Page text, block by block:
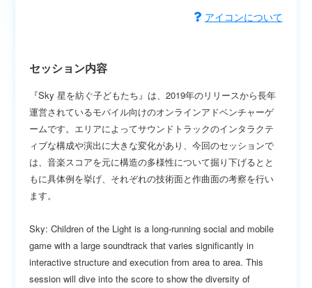
アイコンについて
セッション内容
『Sky 星を紡ぐ子どもたち』は、2019年のリリースから長年
運営されているモバイル向けのオンラインアドベンチャーゲ
ームです。エリアによってサウンドトラックのインタラクテ
ィブな構成や演出に大きな変化があり、今回のセッションで
は、音楽スコアを元に構造の多様性について掘り下げるとと
もに具体例を挙げ、それぞれの技術面と作曲面の考察を行い
ます。
Sky: Children of the Light is a long-running social and mobile
game with a large soundtrack that varies significantly in
interactive structure and execution from area to area. This
session will dive into the score to show the diversity of